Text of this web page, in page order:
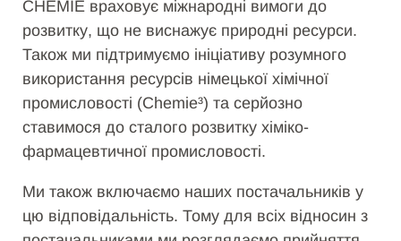
CHEMIE враховує міжнародні вимоги до
розвитку, що не виснажує природні ресурси.
Також ми підтримуємо ініціативу розумного
використання ресурсів німецької хімічної
промисловості (Chemie³) та серйозно
ставимося до сталого розвитку хіміко-
фармацевтичної промисловості.
Ми також включаємо наших постачальників у
цю відповідальність. Тому для всіх відносин з